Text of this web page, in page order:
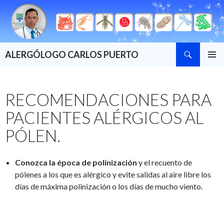
ALERGÓLOGO CARLOS PUERTO
RECOMENDACIONES PARA
PACIENTES ALÉRGICOS AL
PÓLEN.
Conozca la época de polinización y el recuento de
pólenes a los que es alérgico y evite salidas al aire libre los
días de máxima polinización o los días de mucho viento.